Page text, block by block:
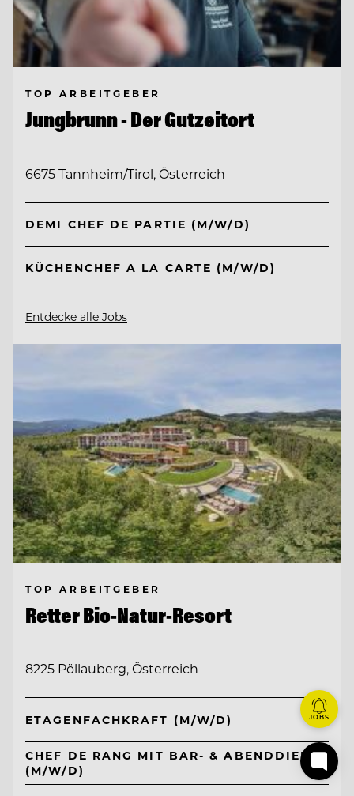
TOP ARBEITGEBER
Jungbrunn - Der Gutzeitort
6675 Tannheim/Tirol, Österreich
DEMI CHEF DE PARTIE (M/W/D)
KÜCHENCHEF A LA CARTE (M/W/D)
Entdecke alle Jobs
TOP ARBEITGEBER
Retter Bio-Natur-Resort
8225 Pöllauberg, Österreich
ETAGENFACHKRAFT (M/W/D)
CHEF DE RANG MIT BAR- & ABENDDIENST
(M/W/D)
JOBS